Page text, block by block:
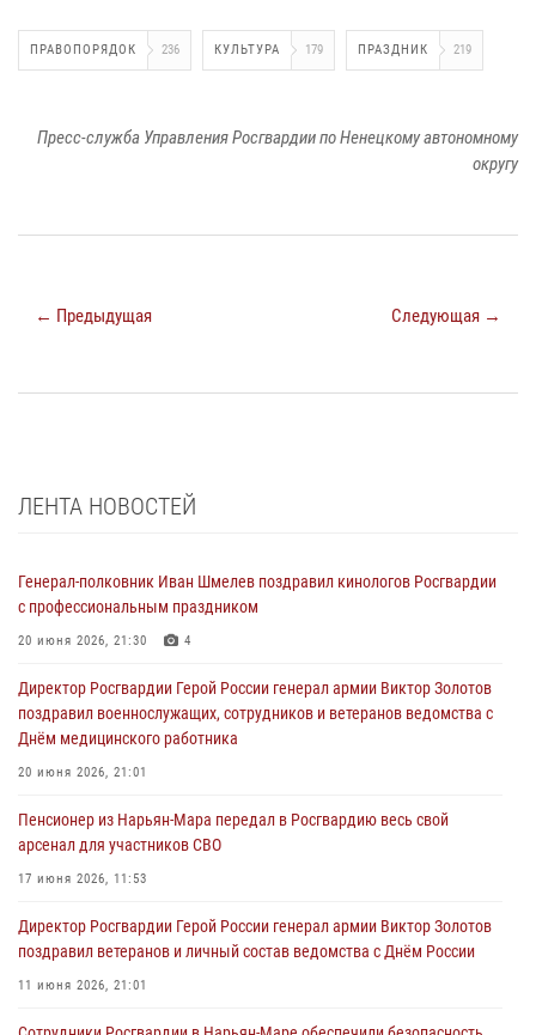
ПРАВОПОРЯДОК 236 КУЛЬТУРА 179 ПРАЗДНИК 219
Пресс-служба Управления Росгвардии по Ненецкому автономному
округу
← Предыдущая Следующая →
ЛЕНТА НОВОСТЕЙ
Генерал-полковник Иван Шмелев поздравил кинологов Росгвардии
с профессиональным праздником
20 июня 2026, 21:30 4
Директор Росгвардии Герой России генерал армии Виктор Золотов
поздравил военнослужащих, сотрудников и ветеранов ведомства с
Днём медицинского работника
20 июня 2026, 21:01
Пенсионер из Нарьян-Мара передал в Росгвардию весь свой
арсенал для участников СВО
17 июня 2026, 11:53
Директор Росгвардии Герой России генерал армии Виктор Золотов
поздравил ветеранов и личный состав ведомства с Днём России
11 июня 2026, 21:01